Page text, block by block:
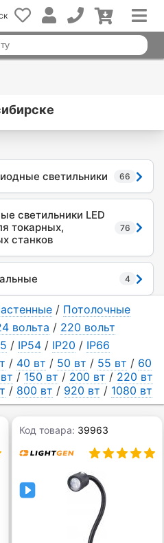
светильники 66
светильники LED
токарных,
станков
76
4
/ Потолочные
вольта / 220 вольт
/ IP54 / IP20 / IP66
/ 40 вт / 50 вт / 55 вт / 60
/ 150 вт / 200 вт / 220 вт
/ 800 вт / 920 вт / 1080 вт
Код товара: 39963